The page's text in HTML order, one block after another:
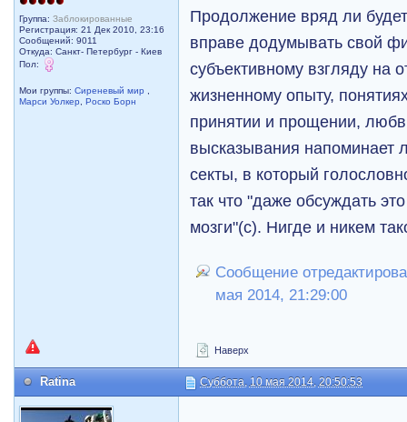
Группа:Заблокированные
Регистрация: 21 Дек 2010, 23:16
Сообщений: 9011
Откуда: Санкт- Петербург - Киев
Пол:
Мои группы:Сиреневый мир ,
Марси Уолкер,Роско Борн
Продолжение вряд ли
вправе додумывать свой
субъективному взгляду на
жизненному опыту,
принятии и прощении,
высказывания напоминает
секты, в который
так что "даже обсуждать это
мозги"(с). Нигде и никем
Сообщение
мая 2014, 21:29:00
Наверх
Ratina Суббота, 10 мая 2014, 20:50:53